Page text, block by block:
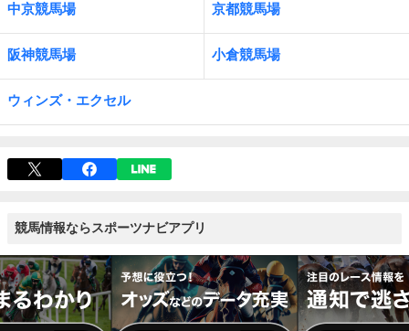
中京競馬場 京都競馬場
阪神競馬場 小倉競馬場
ウィンズ・エクセル
競馬情報ならスポーツナビアプリ